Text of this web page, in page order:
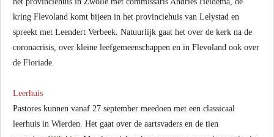
kring Flevoland komt bijeen in het provinciehuis van Lelystad en
spreekt met Leendert Verbeek. Natuurlijk gaat het over de kerk na de
coronacrisis, over kleine leefgemeenschappen en in Flevoland ook over
de Floriade.
Leerhuis
Pastores kunnen vanaf 27 september meedoen met een classicaal
leerhuis in Wierden. Het gaat over de aartsvaders en de tien